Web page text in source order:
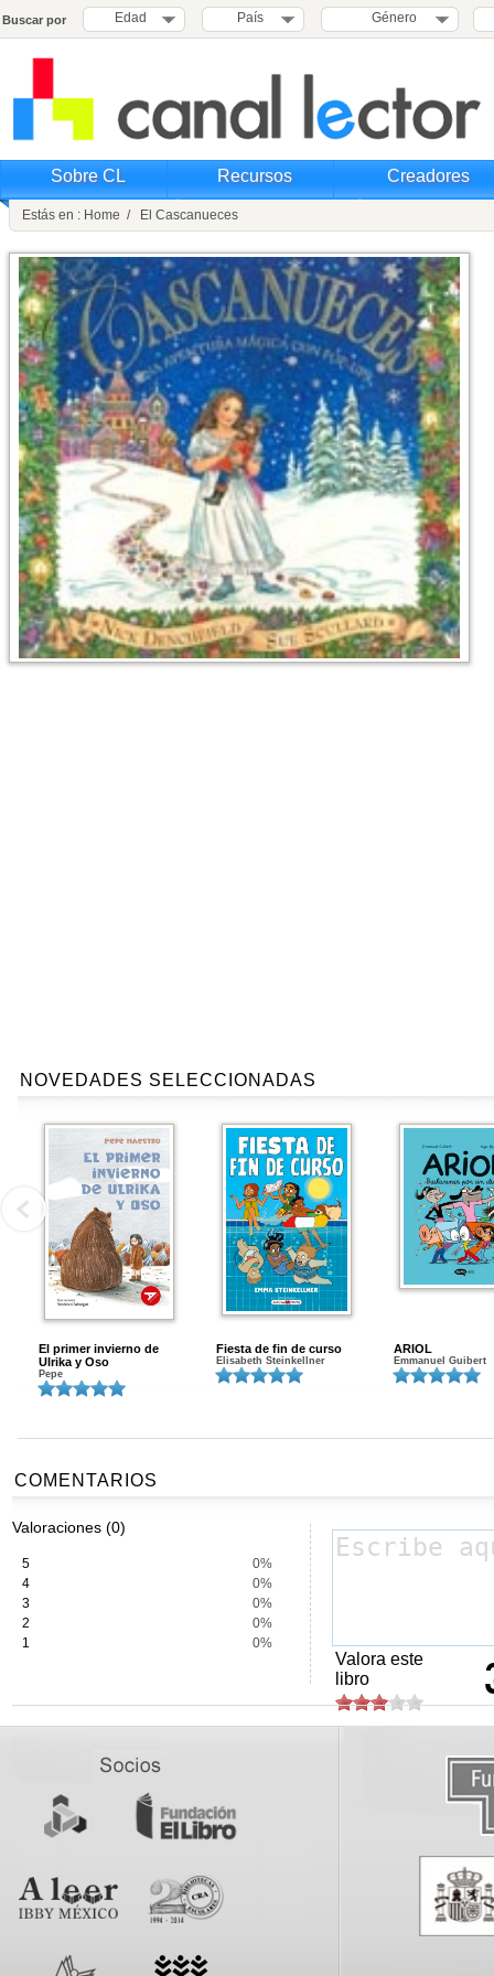
Buscar por Edad País Género
Sobre CL Recursos Creadores
Estás en : Home / El Cascanueces
NOVEDADES SELECCIONADAS
El primer invierno de
Ulrika y Oso
Pepe
Fiesta de fin de curso
Elisabeth Steinkellner
ARIOL
Emmanuel Guibert
COMENTARIOS
Valoraciones (0)
5
0%
4
0%
3
0%
2
0%
1
0%
Valora este
libro